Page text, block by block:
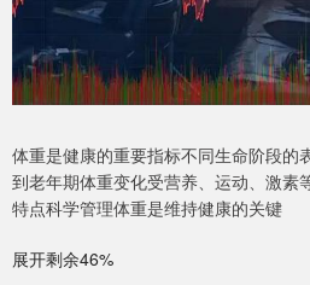
体重是健康的重要指标不同生命阶段的
到老年期体重变化受营养、运动、激素
特点科学管理体重是维持健康的关键
展开剩余46%